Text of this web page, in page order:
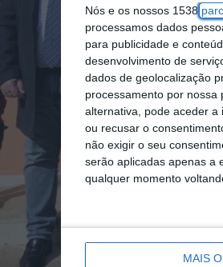
Nós e os nossos 1538
processamos dados
para publicidade e
desenvolvimento de
dados de geolocalização
processamento por nossa
alternativa, pode aceder
ou recusar o
não exigir o seu
serão aplicadas apenas a
qualquer momento
MAIS